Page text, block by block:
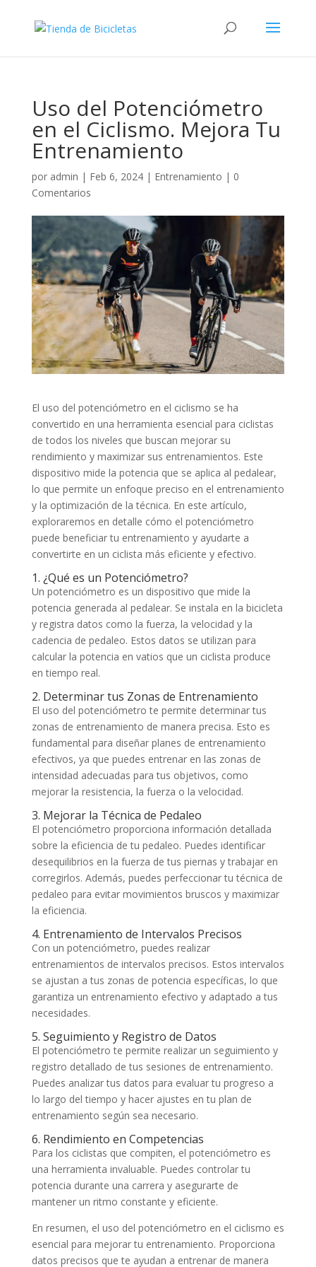
Uso del Potenciómetro
en el Ciclismo. Mejora Tu
Entrenamiento
por admin | Feb 6, 2024| Entrenamiento | 0
Comentarios
El uso del potenciómetro en el ciclismo se ha
convertido en una herramienta esencial para ciclistas
de todos los niveles que buscan mejorar su
rendimiento y maximizar sus entrenamientos. Este
dispositivo mide la potencia que se aplica al pedalear,
lo que permite un enfoque preciso en el entrenamiento
y la optimización de la técnica. En este artículo,
exploraremos en detalle cómo el potenciómetro
puede beneficiar tu entrenamiento y ayudarte a
convertirte en un ciclista más eficiente y efectivo.
1. ¿Qué es un Potenciómetro?
Un potenciómetro es un dispositivo que mide la
potencia generada al pedalear. Se instala en la bicicleta
y registra datos como la fuerza, la velocidad y la
cadencia de pedaleo. Estos datos se utilizan para
calcular la potencia en vatios que un ciclista produce
en tiempo real.
2. Determinar tus Zonas de Entrenamiento
El uso del potenciómetro te permite determinar tus
zonas de entrenamiento de manera precisa. Esto es
fundamental para diseñar planes de entrenamiento
efectivos, ya que puedes entrenar en las zonas de
intensidad adecuadas para tus objetivos, como
mejorar la resistencia, la fuerza o la velocidad.
3. Mejorar la Técnica de Pedaleo
El potenciómetro proporciona información detallada
sobre la eficiencia de tu pedaleo. Puedes identificar
desequilibrios en la fuerza de tus piernas y trabajar en
corregirlos. Además, puedes perfeccionar tu técnica de
pedaleo para evitar movimientos bruscos y maximizar
la eficiencia.
4. Entrenamiento de Intervalos Precisos
Con un potenciómetro, puedes realizar
entrenamientos de intervalos precisos. Estos intervalos
se ajustan a tus zonas de potencia específicas, lo que
garantiza un entrenamiento efectivo y adaptado a tus
necesidades.
5. Seguimiento y Registro de Datos
El potenciómetro te permite realizar un seguimiento y
registro detallado de tus sesiones de entrenamiento.
Puedes analizar tus datos para evaluar tu progreso a
lo largo del tiempo y hacer ajustes en tu plan de
entrenamiento según sea necesario.
6. Rendimiento en Competencias
Para los ciclistas que compiten, el potenciómetro es
una herramienta invaluable. Puedes controlar tu
potencia durante una carrera y asegurarte de
mantener un ritmo constante y eficiente.
En resumen, el uso del potenciómetro en el ciclismo es
esencial para mejorar tu entrenamiento. Proporciona
datos precisos que te ayudan a entrenar de manera